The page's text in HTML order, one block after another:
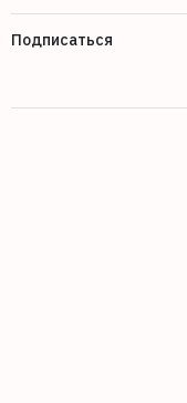
Подписаться